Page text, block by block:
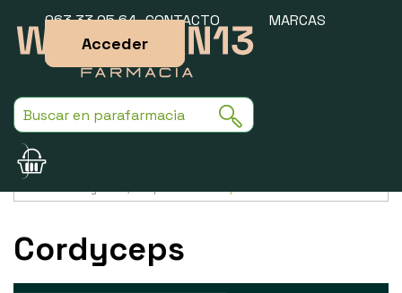
963 33 05 64 CONTACTO MARCAS
Acceder
Usamos cookies para mejorar la experiencia de la web. Si sigues
Cordyceps